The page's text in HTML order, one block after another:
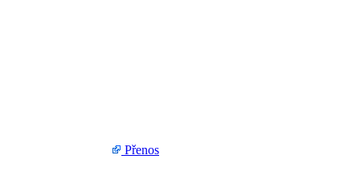
Přenos